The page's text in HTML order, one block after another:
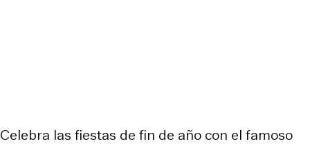
Celebra las fiestas de fin de año con el famoso